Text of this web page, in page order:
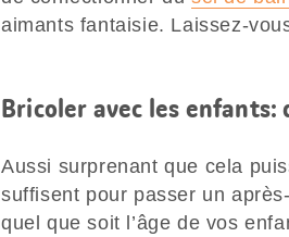
aimants fantaisie. Laissez-
Bricoler avec les
Aussi surprenant que cela
suffisent pour passer un
quel que soit l’âge de vos